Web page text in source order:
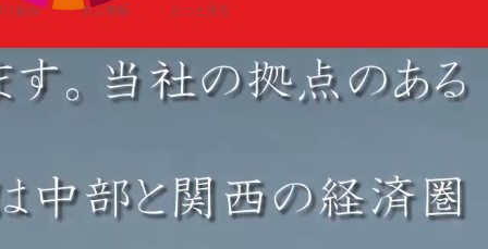
り組み 求人情報 もっと見る